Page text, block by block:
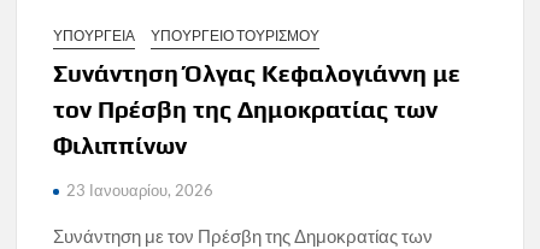
ΥΠΟΥΡΓΕΙΑ ΥΠΟΥΡΓΕΙΟ ΤΟΥΡΙΣΜΟΥ
Συνάντηση Όλγας Κεφαλογιάννη με
τον Πρέσβη της Δημοκρατίας των
Φιλιππίνων
23 Ιανουαρίου, 2026
Συνάντηση με τον Πρέσβη της Δημοκρατίας των